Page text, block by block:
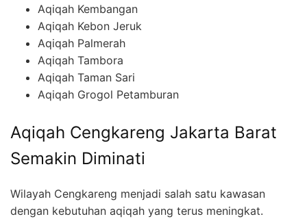
Aqiqah Kembangan
Aqiqah Kebon Jeruk
Aqiqah Palmerah
Aqiqah Tambora
Aqiqah Taman Sari
Aqiqah Grogol Petamburan
Aqiqah Cengkareng Jakarta Barat
Semakin Diminati
Wilayah Cengkareng menjadi salah satu kawasan
dengan kebutuhan aqiqah yang terus meningkat.